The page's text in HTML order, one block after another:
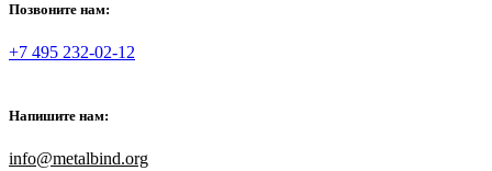
Позвоните нам:
+7 495 232-02-12
Напишите нам:
info@metalbind.org